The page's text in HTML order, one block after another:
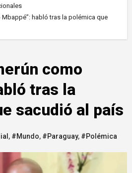
Mbappé”: habló tras la polémica que
como
tras la
sacudió al país
, #Mundo, #Paraguay, #Polémica